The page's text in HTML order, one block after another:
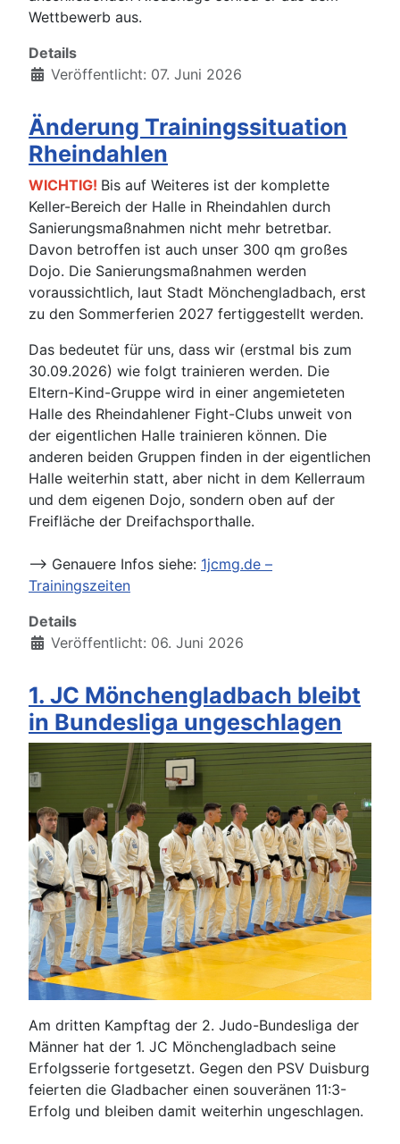
Wettbewerb aus.
Details
Veröffentlicht: 07. Juni 2026
Änderung Trainingssituation
Rheindahlen
WICHTIG! Bis auf Weiteres ist der komplette
Keller-Bereich der Halle in Rheindahlen durch
Sanierungsmaßnahmen nicht mehr betretbar.
Davon betroffen ist auch unser 300 qm großes
Dojo. Die Sanierungsmaßnahmen werden
voraussichtlich, laut Stadt Mönchengladbach, erst
zu den Sommerferien 2027 fertiggestellt werden.
Das bedeutet für uns, dass wir (erstmal bis zum
30.09.2026) wie folgt trainieren werden. Die
Eltern-Kind-Gruppe wird in einer angemieteten
Halle des Rheindahlener Fight-Clubs unweit von
der eigentlichen Halle trainieren können. Die
anderen beiden Gruppen finden in der eigentlichen
Halle weiterhin statt, aber nicht in dem Kellerraum
und dem eigenen Dojo, sondern oben auf der
Freifläche der Dreifachsporthalle.
--> Genauere Infos siehe: 1jcmg.de –
Trainingszeiten
Details
Veröffentlicht: 06. Juni 2026
1. JC Mönchengladbach bleibt
in Bundesliga ungeschlagen
Am dritten Kampftag der 2. Judo-Bundesliga der
Männer hat der 1. JC Mönchengladbach seine
Erfolgsserie fortgesetzt. Gegen den PSV Duisburg
feierten die Gladbacher einen souveränen 11:3-
Erfolg und bleiben damit weiterhin ungeschlagen.